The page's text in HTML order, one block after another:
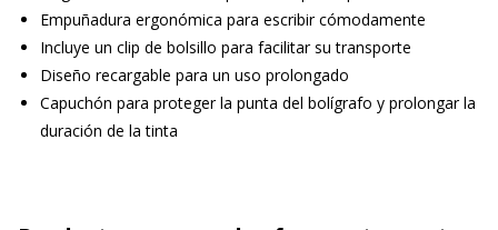
Empuñadura ergonómica para escribir cómodamente
Incluye un clip de bolsillo para facilitar su transporte
Diseño recargable para un uso prolongado
Capuchón para proteger la punta del bolígrafo y prolongar la
duración de la tinta